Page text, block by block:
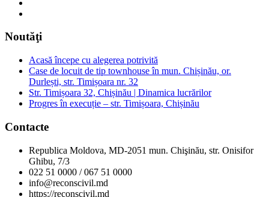
Noutăţi
Acasă începe cu alegerea potrivită
Case de locuit de tip townhouse în mun. Chișinău, or.
Durlești, str. Timișoara nr. 32
Str. Timișoara 32, Chișinău | Dinamica lucrărilor
Progres în execuție – str. Timișoara, Chișinău
Contacte
Republica Moldova, MD-2051 mun. Chişinău, str. Onisifor
Ghibu, 7/3
022 51 0000 / 067 51 0000
info@reconscivil.md
https://reconscivil.md